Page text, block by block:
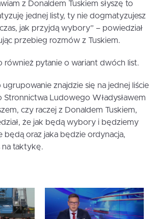
z Donaldem Tuskiem słyszę to
jednej listy, ty nie dogmatyzujesz
jak przyjdą wybory” – powiedział
przebieg rozmów z Tuskiem.
również pytanie o wariant dwóch list.
znajdzie się na jednej liście
Stronnictwa Ludowego Władysławem
czy raczej z Donaldem Tuskiem,
że jak będą wybory i będziemy
będą oraz jaka będzie ordynacja,
taktykę.